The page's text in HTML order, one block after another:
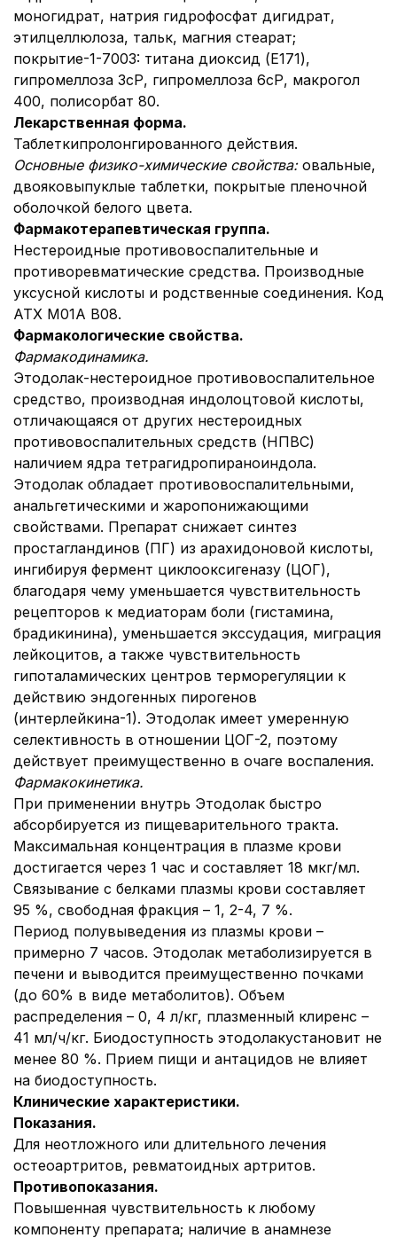
моногидрат, натрия гидрофосфат дигидрат,
этилцеллюлоза, тальк, магния стеарат;
покрытие-1-7003: титана диоксид (E171),
гипромеллоза 3сР, гипромеллоза 6сР, макрогол
400, полисорбат 80.
Лекарственная форма.
Таблеткипролонгированного действия.
Основные физико-химические свойства: овальные,
двояковыпуклые таблетки, покрытые пленочной
оболочкой белого цвета.
Фармакотерапевтическая группа.
Нестероидные противовоспалительные и
противоревматические средства. Производные
уксусной кислоты и родственные соединения. Код
АТХ М01А В08.
Фармакологические свойства.
Фармакодинамика.
Этодолак-нестероидное противовоспалительное
средство, производная индолоцтовой кислоты,
отличающаяся от других нестероидных
противовоспалительных средств (НПВС)
наличием ядра тетрагидропираноиндола.
Этодолак обладает противовоспалительными,
анальгетическими и жаропонижающими
свойствами. Препарат снижает синтез
простагландинов (ПГ) из арахидоновой кислоты,
ингибируя фермент циклооксигеназу (ЦОГ),
благодаря чему уменьшается чувствительность
рецепторов к медиаторам боли (гистамина,
брадикинина), уменьшается экссудация, миграция
лейкоцитов, а также чувствительность
гипоталамических центров терморегуляции к
действию эндогенных пирогенов
(интерлейкина-1). Этодолак имеет умеренную
селективность в отношении ЦОГ-2, поэтому
действует преимущественно в очаге воспаления.
Фармакокинетика.
При применении внутрь Этодолак быстро
абсорбируется из пищеварительного тракта.
Максимальная концентрация в плазме крови
достигается через 1 час и составляет 18 мкг/мл.
Связывание с белками плазмы крови составляет
95 %, свободная фракция – 1, 2-4, 7 %.
Период полувыведения из плазмы крови –
примерно 7 часов. Этодолак метаболизируется в
печени и выводится преимущественно почками
(до 60% в виде метаболитов). Объем
распределения – 0, 4 л/кг, плазменный клиренс –
41 мл/ч/кг. Биодоступность этодолакустановит не
менее 80 %. Прием пищи и антацидов не влияет
на биодоступность.
Клинические характеристики.
Показания.
Для неотложного или длительного лечения
остеоартритов, ревматоидных артритов.
Противопоказания.
Повышенная чувствительность к любому
компоненту препарата; наличие в анамнезе